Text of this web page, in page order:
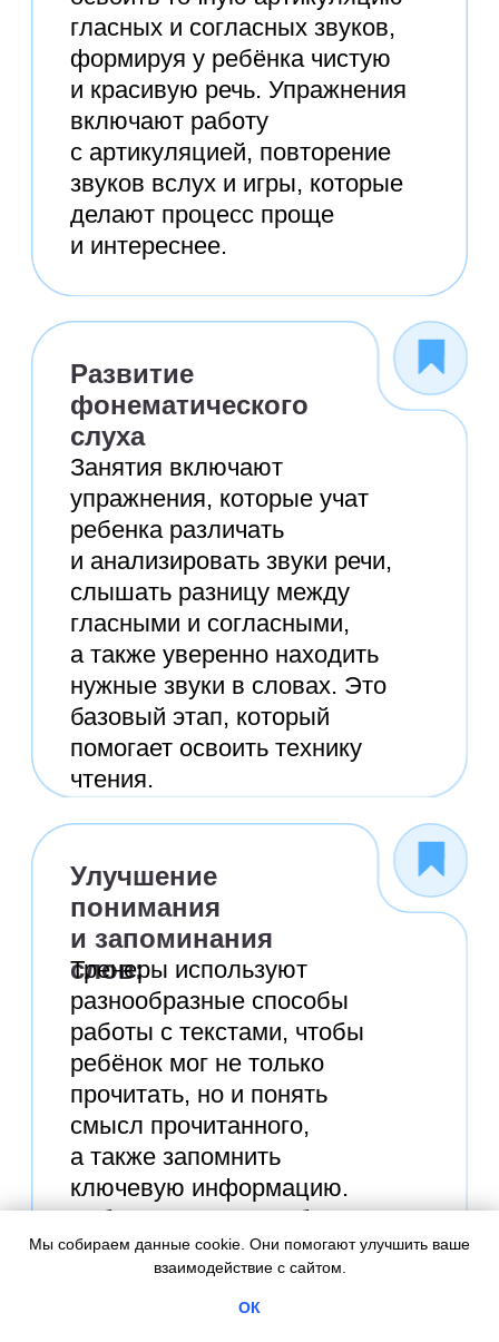
лицензии от 05.07.2022 г. №Л035−1
255−50/577 910
Мы собираем данные cookie. Они помогают улучшить ваше
взаимодействие с сайтом.
ОК